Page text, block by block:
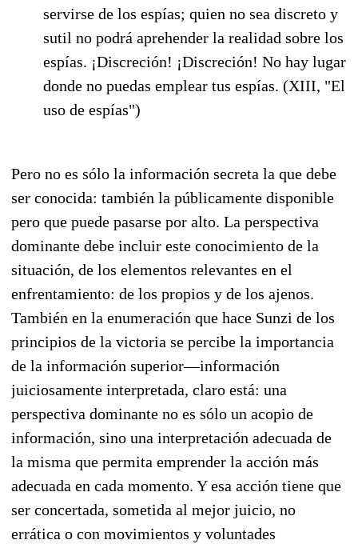
servirse de los espías; quien no sea discreto y
sutil no podrá aprehender la realidad sobre los
espías. ¡Discreción! ¡Discreción! No hay lugar
donde no puedas emplear tus espías. (XIII, "El
uso de espías")
Pero no es sólo la información secreta la que debe
ser conocida: también la públicamente disponible
pero que puede pasarse por alto. La perspectiva
dominante debe incluir este conocimiento de la
situación, de los elementos relevantes en el
enfrentamiento: de los propios y de los ajenos.
También en la enumeración que hace Sunzi de los
principios de la victoria se percibe la importancia
de la información superior—información
juiciosamente interpretada, claro está: una
perspectiva dominante no es sólo un acopio de
información, sino una interpretación adecuada de
la misma que permita emprender la acción más
adecuada en cada momento. Y esa acción tiene que
ser concertada, sometida al mejor juicio, no
errática o con movimientos y voluntades